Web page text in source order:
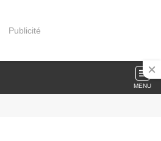
Publicité
MENU